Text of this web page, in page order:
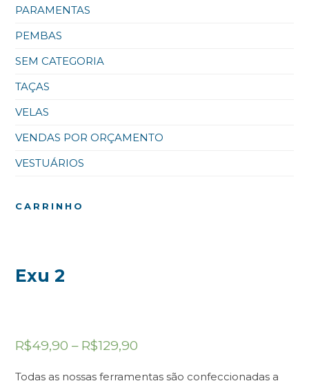
PARAMENTAS
PEMBAS
SEM CATEGORIA
TAÇAS
VELAS
VENDAS POR ORÇAMENTO
VESTUÁRIOS
CARRINHO
Exu 2
R$49,90 – R$129,90
Todas as nossas ferramentas são confeccionadas a